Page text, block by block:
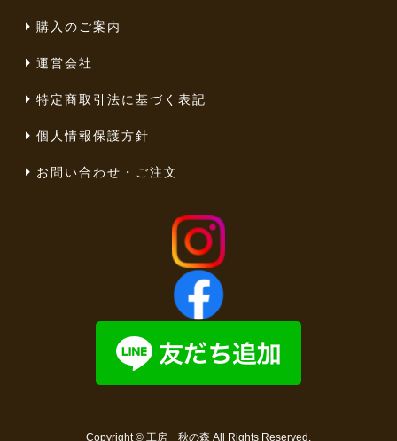
購入のご案内
運営会社
特定商取引法に基づく表記
個人情報保護方針
お問い合わせ・ご注文
Copyright © 工房 秋の森 All Rights Reserved.